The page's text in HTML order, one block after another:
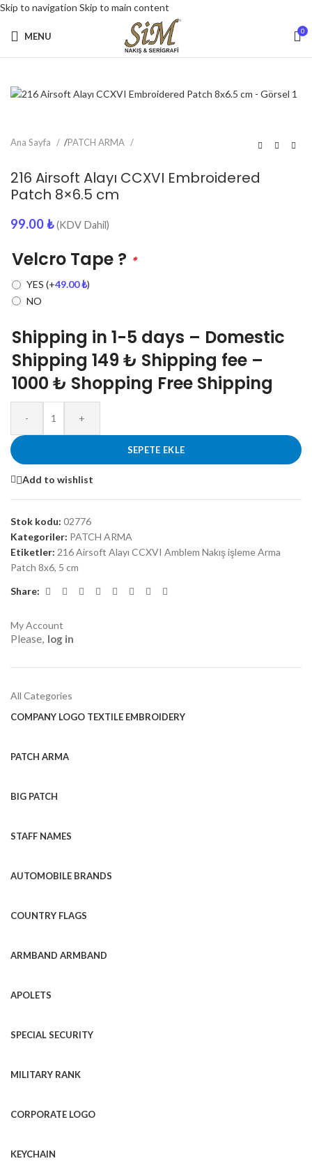
Skip to navigation Skip to main content
MENU 0
Ana Sayfa /PATCH ARMA
216 Airsoft Alayı CCXVI Embroidered
Patch 8×6.5 cm
99.00₺ (KDV Dahil)
Velcro Tape ? *
YES (+49.00₺)
NO
Shipping in 1-5 days – Domestic
Shipping 149 ₺ Shipping fee –
1000 ₺ Shopping Free Shipping
- +
SEPETE EKLE
Add to wishlist
Stok kodu: 02776
Kategoriler: PATCH ARMA
Etiketler: 216 Airsoft Alayı CCXVI Amblem Nakış işleme Arma
Patch 8x6, 5 cm
Share:
My Account
Please, log in
All Categories
COMPANY LOGO TEXTILE EMBROIDERY
PATCH ARMA
BIG PATCH
STAFF NAMES
AUTOMOBILE BRANDS
COUNTRY FLAGS
ARMBAND ARMBAND
APOLETS
SPECIAL SECURITY
MILITARY RANK
CORPORATE LOGO
KEYCHAIN